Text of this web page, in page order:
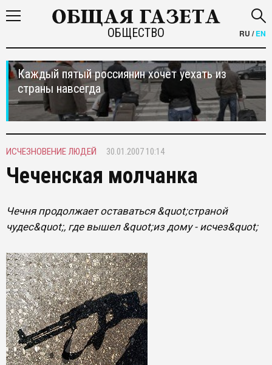
ОБЩЕСТВО RU /EN
Каждый пятый россиянин хочет уехать из
страны навсегда
ИСЧЕЗНОВЕНИЕ ЛЮДЕЙ 30.01.2007 10:14
Чеченская молчанка
Чечня продолжает оставаться &quot;страной
чудес&quot;, где вышел &quot;из дому - исчез&quot;